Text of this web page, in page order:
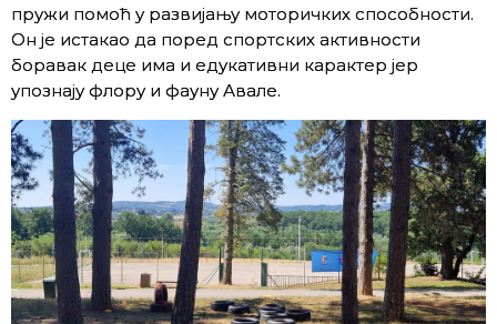
пружи помоћ у развијању моторичких способности.
Он је истакао да поред спортских активности
боравак деце има и едукативни карактер јер
упознају флору и фауну Авале.